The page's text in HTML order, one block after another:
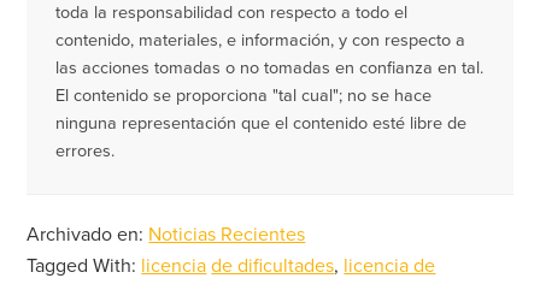
toda la responsabilidad con respecto a todo el
contenido, materiales, e información, y con respecto a
las acciones tomadas o no tomadas en confianza en tal.
El contenido se proporciona "tal cual"; no se hace
ninguna representación que el contenido esté libre de
errores.
Archivado en: Noticias Recientes
Tagged With: licencia de dificultades, licencia de